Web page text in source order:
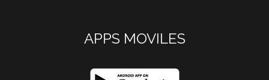
APPS MOVILES